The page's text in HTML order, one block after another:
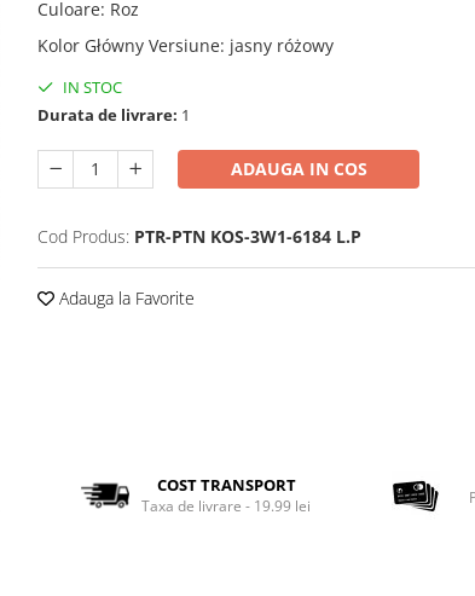
Culoare: Roz
Kolor Główny Versiune: jasny różowy
IN STOC
Durata de livrare: 1
ADAUGA IN COS
Cod Produs: PTR-PTN KOS-3W1-6184 L.P
Adauga la Favorite
COST TRANSPORT
Taxa de livrare - 19.99 lei